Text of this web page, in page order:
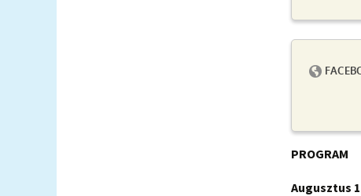
PROGRAM
Augusztus